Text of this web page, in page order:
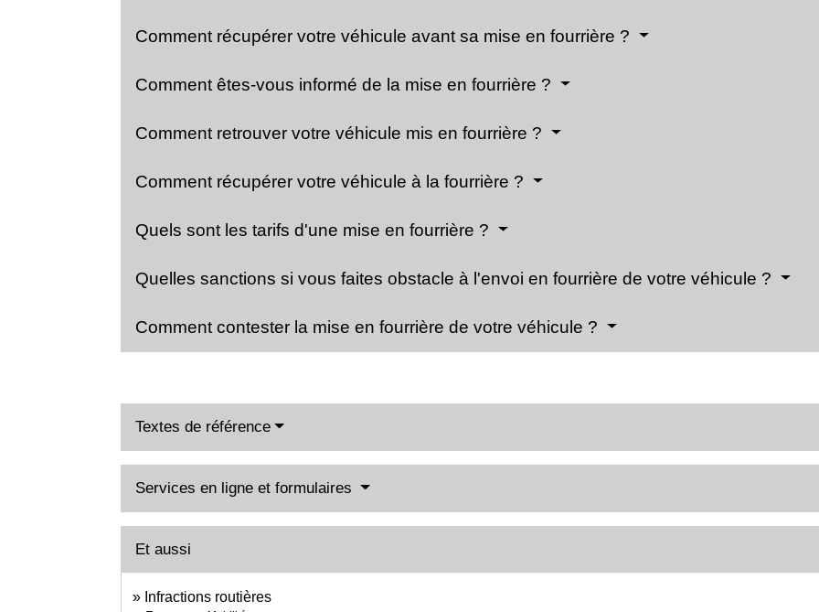
Comment récupérer votre véhicule avant sa mise en fourrière ?
Comment êtes-vous informé de la mise en fourrière ?
Comment retrouver votre véhicule mis en fourrière ?
Comment récupérer votre véhicule à la fourrière ?
Quels sont les tarifs d'une mise en fourrière ?
Quelles sanctions si vous faites obstacle à l'envoi en fourrière de votre véhicule ?
Comment contester la mise en fourrière de votre véhicule ?
Textes de référence
Services en ligne et formulaires
Et aussi
Infractions routières